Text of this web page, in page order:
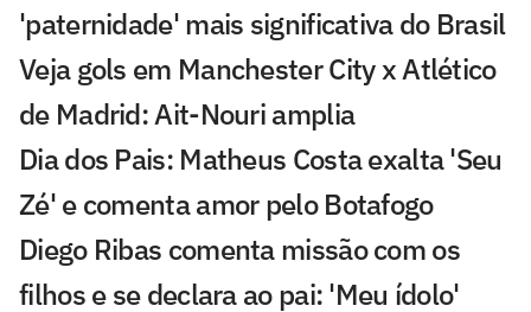
'paternidade' mais significativa do Brasil
Veja gols em Manchester City x Atlético
de Madrid: Ait-Nouri amplia
Dia dos Pais: Matheus Costa exalta 'Seu
Zé' e comenta amor pelo Botafogo
Diego Ribas comenta missão com os
filhos e se declara ao pai: 'Meu ídolo'